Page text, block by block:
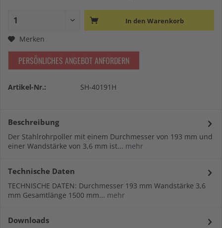
In den Warenkorb
Merken
PERSÖNLICHES ANGEBOT ANFORDERN
Artikel-Nr.: SH-40191H
Beschreibung
Der Stahlrohrpoller mit einem Durchmesser von 193 mm und
einer Wandstärke von 3,6 mm ist... mehr
Technische Daten
TECHNISCHE DATEN: Durchmesser 193 mm Wandstärke 3,6
mm Gesamtlänge 1500 mm... mehr
Downloads